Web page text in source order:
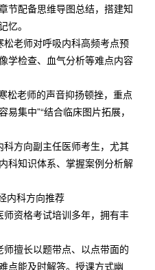
节配备思维导图总结，搭建知
忆。
松老师对呼吸内科高频考点预
学检查、血气分析等难点内容
松老师的声音抑扬顿挫，重点
集中”“结合临床图片拓展，
科方向副主任医师考生，尤其
科知识体系、掌握案例分析解
科方向推荐
师资格考试培训多年，拥有丰
师擅长以题带点、以点带面的
点能及时解答。授课方式幽